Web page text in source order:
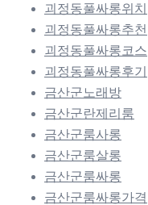
괴정동풀싸롱위치
괴정동풀싸롱추천
괴정동풀싸롱코스
괴정동풀싸롱후기
금산군노래방
금산군란제리룸
금산군룸사롱
금산군룸살롱
금산군룸싸롱
금산군룸싸롱가격